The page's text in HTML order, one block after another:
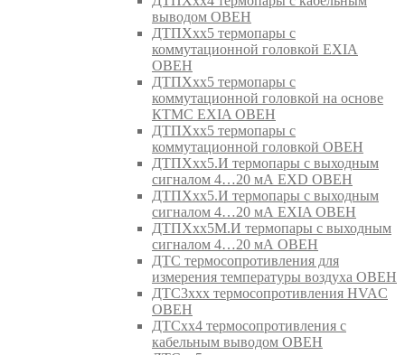
выводом ОВЕН
ДТПХхх5 термопары с
коммутационной головкой EXIA
ОВЕН
ДТПХхх5 термопары с
коммутационной головкой на основе
КТМС EXIA ОВЕН
ДТПХхх5 термопары с
коммутационной головкой ОВЕН
ДТПХхх5.И термопары с выходным
сигналом 4…20 мА EXD ОВЕН
ДТПХхх5.И термопары с выходным
сигналом 4…20 мА EXIA ОВЕН
ДТПХхх5М.И термопары с выходным
сигналом 4…20 мА ОВЕН
ДТС термосопротивления для
измерения температуры воздуха ОВЕН
ДТС3ххх термосопротивления HVAC
ОВЕН
ДТСхх4 термосопротивления с
кабельным выводом ОВЕН